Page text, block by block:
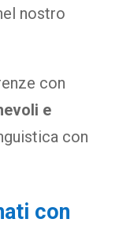
nostro
con
e
con
con